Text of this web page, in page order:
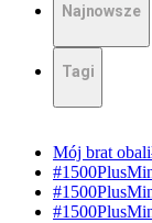
Najnowsze
Tagi
Mój brat